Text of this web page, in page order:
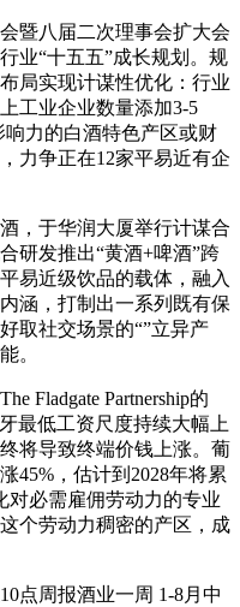
八届二次理事会扩大会
业“十五五”成长规划。规
局实现计谋性优化：行业
工业企业数量添加3-5
力的白酒特色产区或财
力争正在12家平易近有企
于华润大厦举行计谋合
研发推出“黄酒+啤酒”跨
易近级饮品的载体，融入
涵，打制出一系列既有保
取社交场景的“”立异产
。
Fladgate Partnership的
最低工资尺度持续大幅上
将导致终端价钱上涨。葡
45%，估计到2028年将累
对必需雇佣劳动力的专业
个劳动力稠密的产区，成
周报酒业一周 1-8月中